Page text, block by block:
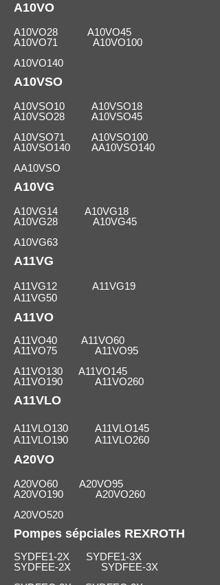
A10VO
A10VO28 A10VO45
A10VO71 A10VO100
A10VO140
A10VSO
A10VSO10 A10VSO18
A10VSO28 A10VSO45
A10VSO71 A10VSO100
A10VSO140 AA10VSO140
AA10VSO
A10VG
A10VG14 A10VG18
A10VG28 A10VG45
A10VG63
A11VG
A11VG12 A11VG19
A11VG50
A11VO
A11VO40 A11VO60
A11VO75 A11VO95
A11VO130 A11VO145
A11VO190 A11VO260
A11VLO
A11VLO130 A11VLO145
A11VLO190 A11VLO260
A20VO
A20VO60 A20VO95
A20VO190 A20VO260
A20VO520
Pompes sépciales REXROTH
SYDFE1-2X SYDFE1-3X
SYDFEE-2X SYDFEE-3X